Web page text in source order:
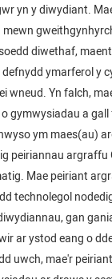
yn y diwydiant.
diwethaf,
ymarferol y
wneud. Yn falch,
gymwysiadau a
ym maes(au)
peiriannau argraffu
Mae peiriant
technolegol
gan
ar ystod eang o
uwch, mae'r